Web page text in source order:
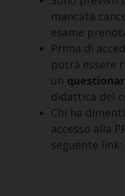
mancata
esame
Prima di
potrà essere
un
didattica del
Chi ha
accesso alla
seguente link: